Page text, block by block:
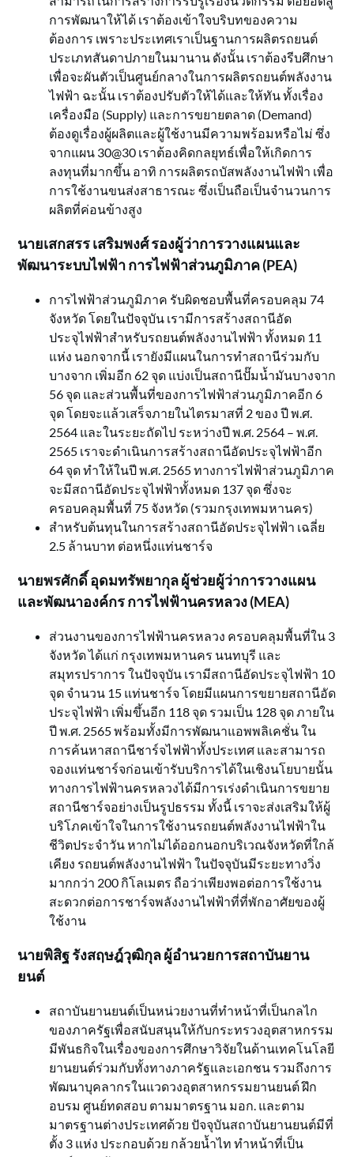
การพัฒนาให้ได้ เราต้องเข้าใจบริบทของความ
ต้องการ เพราะประเทศเราเป็นฐานการผลิตรถยนต์
ประเภทสันดาปภายในมานาน ดังนั้น เราต้องรีบศึกษา
เพื่อจะผันตัวเป็นศูนย์กลางในการผลิตรถยนต์พลังงาน
ไฟฟ้า ฉะนั้น เราต้องปรับตัวให้ได้และให้ทัน ทั้งเรื่อง
เครื่องมือ (Supply) และการขยายตลาด (Demand)
ต้องดูเรื่องผู้ผลิตและผู้ใช้งานมีความพร้อมหรือไม่ ซึ่ง
จากแผน 30@30 เราต้องคิดกลยุทธ์เพื่อให้เกิดการ
ลงทุนที่มากขึ้น อาทิ การผลิตรถบัสพลังงานไฟฟ้า เพื่อ
การใช้งานขนส่งสาธารณะ ซึ่งเป็นถือเป็นจำนวนการ
ผลิตที่ค่อนข้างสูง
นายเสกสรร เสริมพงศ์ รองผู้ว่าการวางแผนและ
พัฒนาระบบไฟฟ้า การไฟฟ้าส่วนภูมิภาค (PEA)
การไฟฟ้าส่วนภูมิภาค รับผิดชอบพื้นที่ครอบคลุม 74
จังหวัด โดยในปัจจุบัน เรามีการสร้างสถานีอัด
ประจุไฟฟ้าสำหรับรถยนต์พลังงานไฟฟ้า ทั้งหมด 11
แห่ง นอกจากนี้ เรายังมีแผนในการทำสถานีร่วมกับ
บางจาก เพิ่มอีก 62 จุด แบ่งเป็นสถานีปั๊มน้ำมันบางจาก
56 จุด และส่วนพื้นที่ของการไฟฟ้าส่วนภูมิภาคอีก 6
จุด โดยจะแล้วเสร็จภายในไตรมาสที่ 2 ของ ปี พ.ศ.
2564 และในระยะถัดไป ระหว่างปี พ.ศ. 2564 – พ.ศ.
2565 เราจะดำเนินการสร้างสถานีอัดประจุไฟฟ้าอีก
64 จุด ทำให้ในปี พ.ศ. 2565 ทางการไฟฟ้าส่วนภูมิภาค
จะมีสถานีอัดประจุไฟฟ้าทั้งหมด 137 จุด ซึ่งจะ
ครอบคลุมพื้นที่ 75 จังหวัด (รวมกรุงเทพมหานคร)
สำหรับต้นทุนในการสร้างสถานีอัดประจุไฟฟ้า เฉลี่ย
2.5 ล้านบาท ต่อหนึ่งแท่นชาร์จ
นายพรศักดิ์ อุดมทรัพยากุล ผู้ช่วยผู้ว่าการวางแผน
และพัฒนาองค์กร การไฟฟ้านครหลวง (MEA)
ส่วนงานของการไฟฟ้านครหลวง ครอบคลุมพื้นที่ใน 3
จังหวัด ได้แก่ กรุงเทพมหานคร นนทบุรี และ
สมุทรปราการ ในปัจจุบัน เรามีสถานีอัดประจุไฟฟ้า 10
จุด จำนวน 15 แท่นชาร์จ โดยมีแผนการขยายสถานีอัด
ประจุไฟฟ้า เพิ่มขึ้นอีก 118 จุด รวมเป็น 128 จุด ภายใน
ปี พ.ศ. 2565 พร้อมทั้งมีการพัฒนาแอพพลิเคชั่น ใน
การค้นหาสถานีชาร์จไฟฟ้าทั้งประเทศ และสามารถ
จองแท่นชาร์จก่อนเข้ารับบริการได้ในเชิงนโยบายนั้น
ทางการไฟฟ้านครหลวงได้มีการเร่งดำเนินการขยาย
สถานีชาร์จอย่างเป็นรูปธรรม ทั้งนี้ เราจะส่งเสริมให้ผู้
บริโภคเข้าใจในการใช้งานรถยนต์พลังงานไฟฟ้าใน
ชีวิตประจำวัน หากไม่ได้ออกนอกบริเวณจังหวัดที่ใกล้
เคียง รถยนต์พลังงานไฟฟ้า ในปัจจุบันมีระยะทางวิ่ง
มากกว่า 200 กิโลเมตร ถือว่าเพียงพอต่อการใช้งาน
สะดวกต่อการชาร์จพลังงานไฟฟ้าที่ที่พักอาศัยของผู้
ใช้งาน
นายพิสิฐ รังสฤษฎ์วุฒิกุล ผู้อำนวยการสถาบันยาน
ยนต์
สถาบันยานยนต์เป็นหน่วยงานที่ทำหน้าที่เป็นกลไก
ของภาครัฐเพื่อสนับสนุนให้กับกระทรวงอุตสาหกรรม
มีพันธกิจในเรื่องของการศึกษาวิจัยในด้านเทคโนโลยี
ยานยนต์ร่วมกับทั้งทางภาครัฐและเอกชน รวมถึงการ
พัฒนาบุคลากรในแวดวงอุตสาหกรรมยานยนต์ ฝึก
อบรม ศูนย์ทดสอบ ตามมาตรฐาน มอก. และตาม
มาตรฐานต่างประเทศด้วย ปัจจุบันสถาบันยานยนต์มีที่
ตั้ง 3 แห่ง ประกอบด้วย กล้วยน้ำไท ทำหน้าที่เป็น